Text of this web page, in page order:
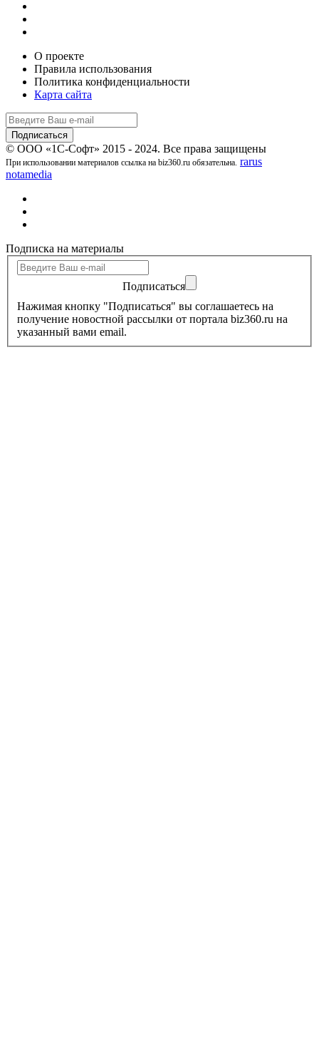
О проекте
Правила использования
Политика конфиденциальности
Карта сайта
© ООО «1С-Софт» 2015 - 2024. Все права защищены
При использовании материалов ссылка на biz360.ru обязательна. rarus
notamedia
Подписка на материалы
Подписаться
Нажимая кнопку "Подписаться" вы соглашаетесь на
получение новостной рассылки от портала biz360.ru на
указанный вами email.